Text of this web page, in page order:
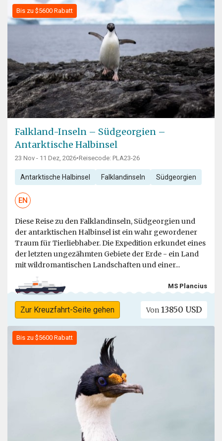
Bis zu $5600 Rabatt
Falkland-Inseln – Südgeorgien –
Antarktische Halbinsel
23 Nov - 11 Dez, 2026•Reisecode: PLA23-26
Antarktische Halbinsel Falklandinseln Südgeorgien
EN
Diese Reise zu den Falklandinseln, Südgeorgien und
der antarktischen Halbinsel ist ein wahr gewordener
Traum für Tierliebhaber. Die Expedition erkundet eines
der letzten ungezähmten Gebiete der Erde - ein Land
mit wildromantischen Landschaften und einer...
MS Plancius
Zur Kreuzfahrt-Seite gehen Von 13850 USD
Bis zu $5600 Rabatt